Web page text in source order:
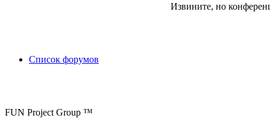
Извините, но
Список форумов
FUN Project Group ™